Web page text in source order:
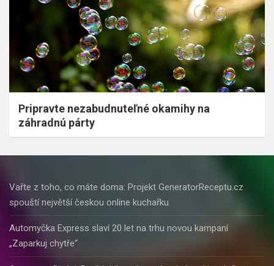
Pripravte nezabudnuteľné okamihy na
záhradnú párty
Vařte z toho, co máte doma: Projekt GeneratorReceptu.cz
spouští největší českou online kuchařku
Automyčka Express slaví 20 let na trhu novou kampaní
„Zaparkuj chytře“